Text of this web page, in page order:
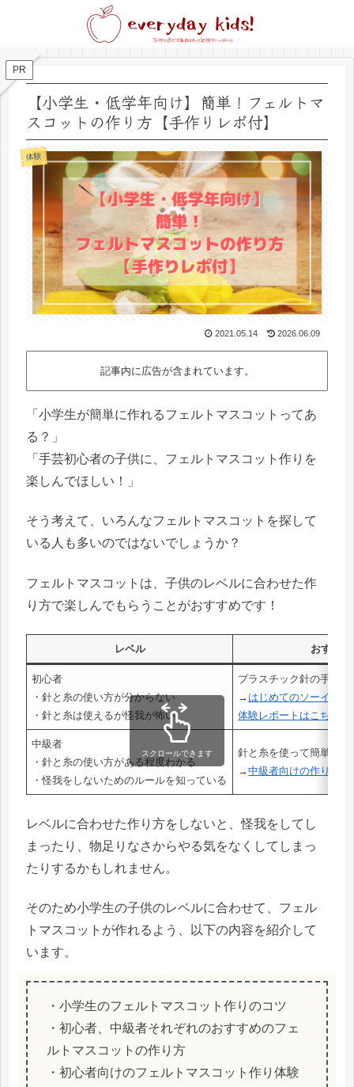
PR
【小学生・低学年向け】簡単！フェルトマ
スコットの作り方【手作りレポ付】
体験
2021.05.14 2026.06.09
記事内に広告が含まれています。
「小学生が簡単に作れるフェルトマスコットってあ
る？」
「手芸初心者の子供に、フェルトマスコット作りを
楽しんでほしい！」
そう考えて、いろんなフェルトマスコットを探して
いる人も多いのではないでしょうか？
フェルトマスコットは、子供のレベルに合わせた作
り方で楽しんでもらうことがおすすめです！
レベル おすす
初心者
・針と糸の使い方が分からない
・針と糸は使えるが怪我が怖い
プラスチック針の手芸
→ はじめてのソーイング
体験レポートはこちら
中級者
・針と糸の使い方がある程度わかる
・怪我をしないためのルールを知っている
針と糸を使って簡単な
→中級者向けの作り方
スクロールできます
レベルに合わせた作り方をしないと、怪我をしてし
まったり、物足りなさからやる気をなくしてしまっ
たりするかもしれません。
そのため小学生の子供のレベルに合わせて、フェル
トマスコットが作れるよう、以下の内容を紹介して
います。
・小学生のフェルトマスコット作りのコツ
・初心者、中級者それぞれのおすすめのフェ
ルトマスコットの作り方
・初心者向けのフェルトマスコット作り体験